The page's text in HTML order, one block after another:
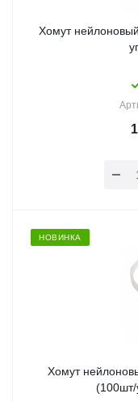
Хомут
НОВИНКА
Хомут